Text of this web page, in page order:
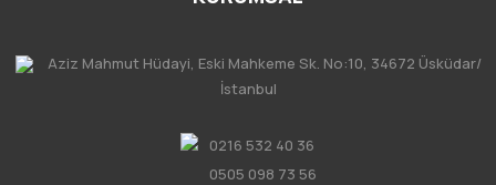
Aziz Mahmut Hüdayi, Eski Mahkeme Sk. No:10, 34672 Üsküdar/
İstanbul
0216 532 40 36
0505 098 73 56